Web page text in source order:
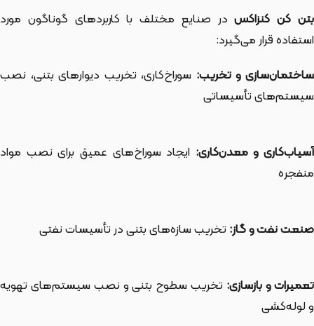
بتن کن کنزاکسدر صنایع مختلف با کاربردهای گوناگون مورد
استفاده قرار می‌گیرد:
ساختمان‌سازی و تخریب: سوراخ‌کاری، تخریب دیوارهای بتنی، نصب
سیستم‌های تأسیساتی
آسیاب‌کاری و معدن‌کاری: ایجاد سوراخ‌های عمیق برای نصب مواد
منفجره
صنعت نفت و گاز: تخریب سازه‌های بتنی در تأسیسات نفتی
تعمیرات و بازسازی: تخریب سطوح بتنی و نصب سیستم‌های تهویه
و لوله‌کشی